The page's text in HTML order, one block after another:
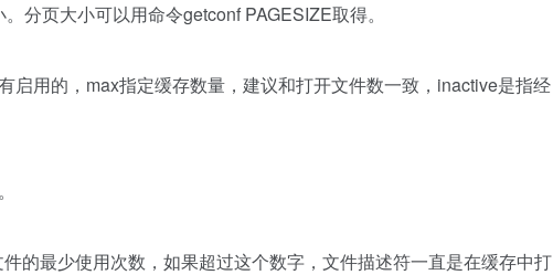
分页大小可以用命令getconf PAGESIZE取得。
启用的，max指定缓存数量，建议和打开文件数一致，inactive是指经
的最少使用次数，如果超过这个数字，文件描述符一直是在缓存中打